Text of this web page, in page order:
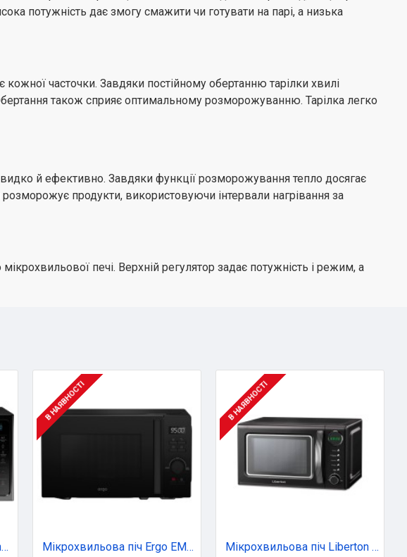
потужність дає змогу смажити чи готувати на парі, а низька
кожної часточки. Завдяки постійному обертанню тарілки хвилі
також сприяє оптимальному розморожуванню. Тарілка легко
й ефективно. Завдяки функції розморожування тепло досягає
продукти, використовуючи інтервали нагрівання за
печі. Верхній регулятор задає потужність і режим, а
Мікрохвильова піч Samsung MC28H5013AK/UA
В НАЯВНОСТІ
Мікрохвильова піч Ergo EM-2050
В НАЯВНОСТІ
Мікрохвильова піч Liberton LMW-2083E black